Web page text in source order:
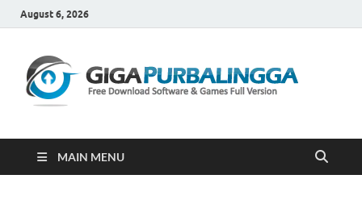
August 6, 2026
MAIN MENU